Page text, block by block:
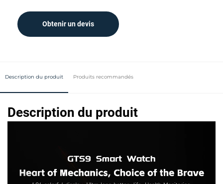
Obtenir un devis
Description du produit Produits recommandés
Description du produit